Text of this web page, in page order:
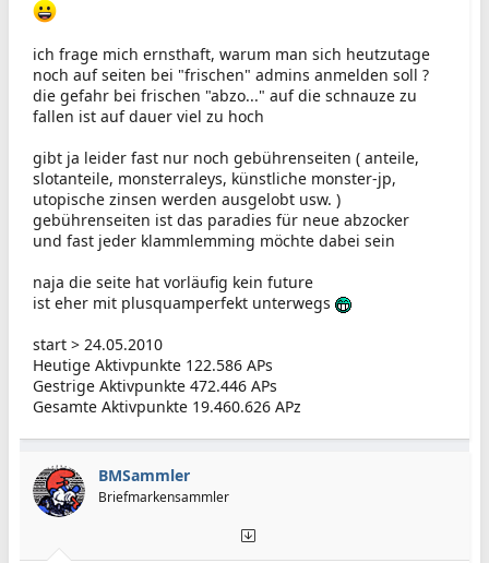
ich frage mich ernsthaft, warum man sich heutzutage
noch auf seiten bei "frischen" admins anmelden soll ?
die gefahr bei frischen "abzo..." auf die schnauze zu
fallen ist auf dauer viel zu hoch
gibt ja leider fast nur noch gebührenseiten ( anteile,
slotanteile, monsterraleys, künstliche monster-jp,
utopische zinsen werden ausgelobt usw. )
gebührenseiten ist das paradies für neue abzocker
und fast jeder klammlemming möchte dabei sein
naja die seite hat vorläufig kein future
ist eher mit plusquamperfekt unterwegs
start > 24.05.2010
Heutige Aktivpunkte 122.586 APs
Gestrige Aktivpunkte 472.446 APs
Gesamte Aktivpunkte 19.460.626 APz
BMSammler
Briefmarkensammler